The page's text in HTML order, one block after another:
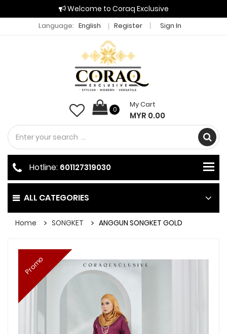
Welcome to Coraq Exclusive
Language: English Register Sign In
0
My Cart
MYR 0.00
ALL CATEGORIES
Hotline: 601127319030
Home SONGKET ANGGUN SONGKET GOLD
Promo